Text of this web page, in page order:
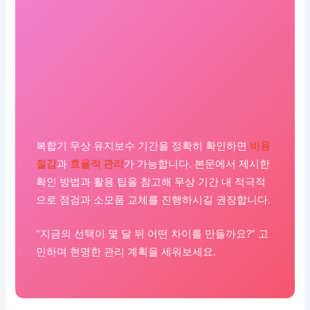
복합기 무상 유지보수 기간을 정확히 확인하면 비용
절감과 효율적 관리 가 가능합니다. 본문에서 제시한
확인 방법과 활용 팁을 참고해 무상 기간 내 적극적
으로 점검과 소모품 교체를 진행하시길 권장합니다.
“지금의 선택이 몇 달 뒤 어떤 차이를 만들까요?” 고
민하며 현명한 관리 계획을 세워보세요.